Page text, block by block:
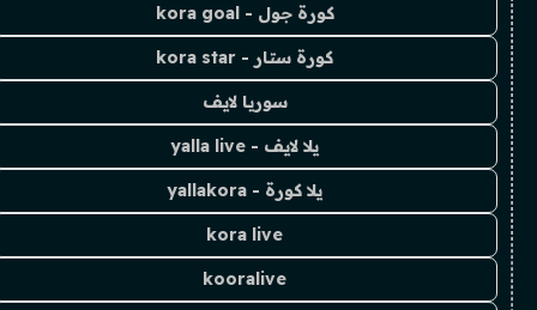
كورة جول - kora goal
كورة ستار - kora star
سوريا لايف
يلا لايف - yalla live
يلا كورة - yallakora
kora live
kooralive